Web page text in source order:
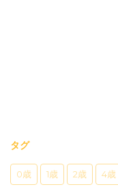
タグ
0歳 1歳 2歳 4歳